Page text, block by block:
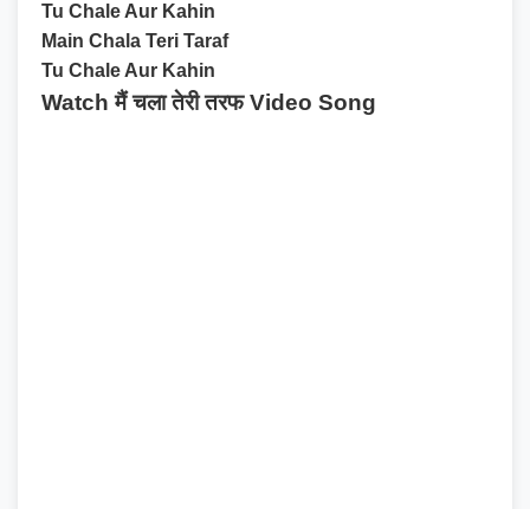
Tu Chale Aur Kahin
Main Chala Teri Taraf
Tu Chale Aur Kahin
Watch मैं चला तेरी तरफ Video Song